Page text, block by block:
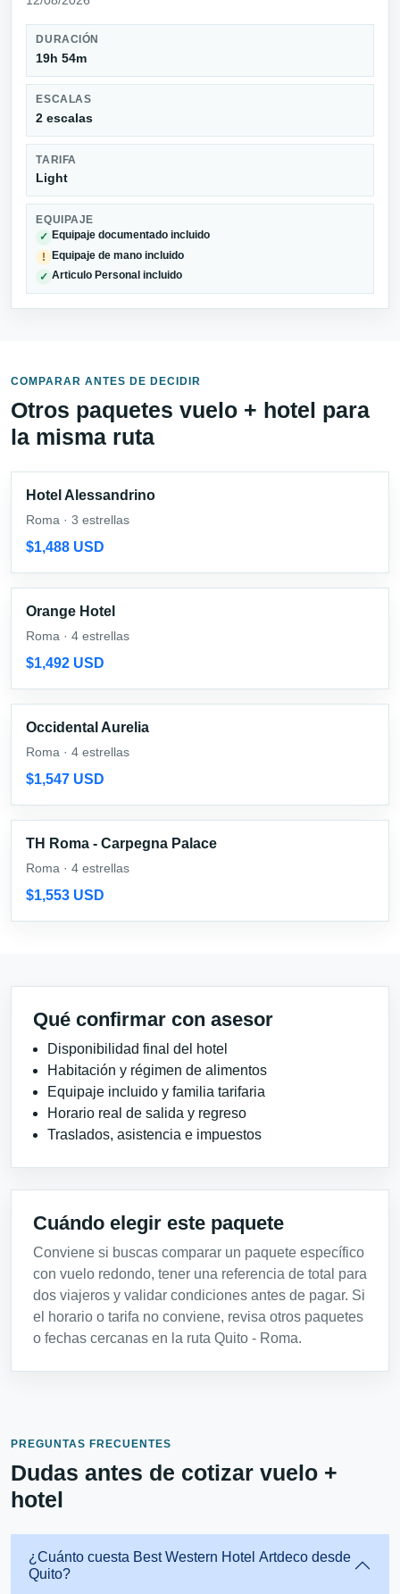
DURACIÓN
19h 54m
ESCALAS
2 escalas
TARIFA
Light
EQUIPAJE
✓ Equipaje documentado incluido
! Equipaje de mano incluido
✓ Articulo Personal incluido
COMPARAR ANTES DE DECIDIR
Otros paquetes vuelo + hotel para
la misma ruta
Hotel Alessandrino
Roma · 3 estrellas
$1,488 USD
Orange Hotel
Roma · 4 estrellas
$1,492 USD
Occidental Aurelia
Roma · 4 estrellas
$1,547 USD
TH Roma - Carpegna Palace
Roma · 4 estrellas
$1,553 USD
Qué confirmar con asesor
Disponibilidad final del hotel
Habitación y régimen de alimentos
Equipaje incluido y familia tarifaria
Horario real de salida y regreso
Traslados, asistencia e impuestos
Cuándo elegir este paquete
Conviene si buscas comparar un paquete específico
con vuelo redondo, tener una referencia de total para
dos viajeros y validar condiciones antes de pagar. Si
el horario o tarifa no conviene, revisa otros paquetes
o fechas cercanas en la ruta Quito - Roma.
PREGUNTAS FRECUENTES
Dudas antes de cotizar vuelo +
hotel
¿Cuánto cuesta Best Western Hotel Artdeco desde
Quito?